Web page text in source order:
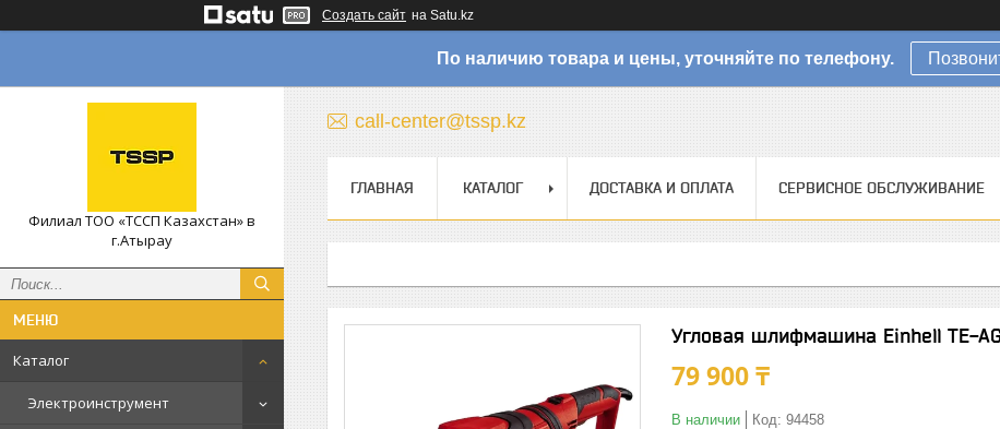
Создать сайт на Satu.kz
По наличию товара и цены, уточняйте по телефону.
Филиал ТОО «ТССП Казахстан» в
г.Атырау
Каталог
Электроинструмент
call-center@tssp.kz
ГЛАВНАЯ КАТАЛОГ ДОСТАВКА И ОПЛАТА СЕРВИСНОЕ ОБСЛУЖИВАНИЕ
Угловая шлифмашина Einhell TE-
79 900 ₸
В наличии Код: 94458